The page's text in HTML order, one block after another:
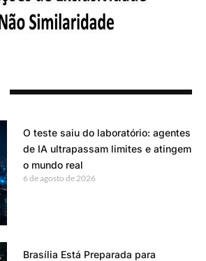
O teste saiu do laboratório: agentes
de IA ultrapassam limites e atingem
o mundo real
6 de agosto de 2026
Brasília Está Preparada para